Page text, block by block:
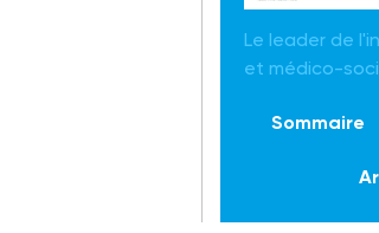
Le leader de
et médico-
Sommaire